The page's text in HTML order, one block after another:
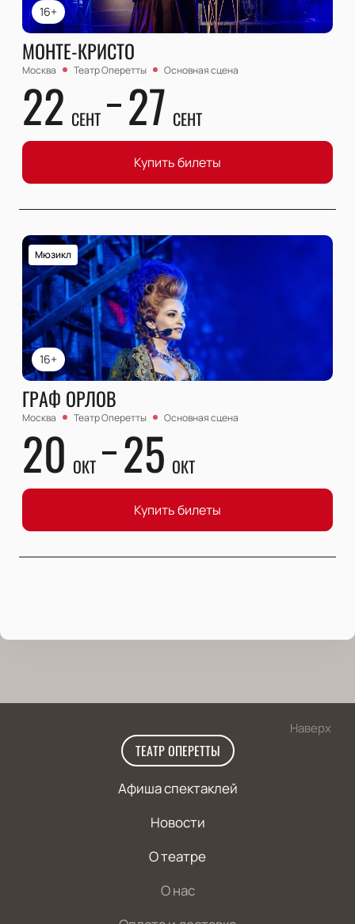
16+
МОНТЕ-КРИСТО
Москва Театр Оперетты Основная сцена
22 СЕНТ 27 СЕНТ
Купить билеты
16+
Мюзикл
ГРАФ ОРЛОВ
Москва Театр Оперетты Основная сцена
20 ОКТ 25 ОКТ
Купить билеты
Наверх
ТЕАТР ОПЕРЕТТЫ
Афиша спектаклей
Новости
О театре
О нас